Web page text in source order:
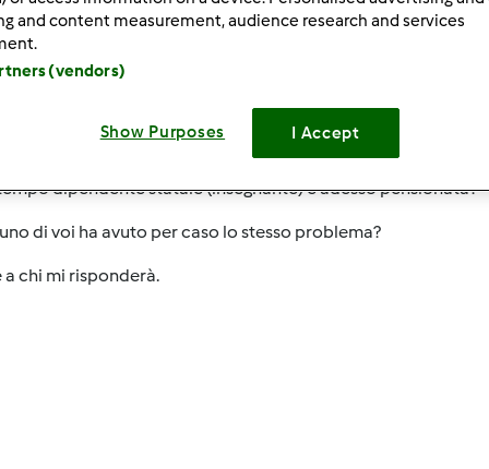
che le ho dato non è stata accettata dalla finanziaria, in
ricevuta ufficiale del bollettino.
che sono una cittadina onesta e che ho sempre
dipendente statale (insegnante) e adesso pensionata?
di voi ha avuto per caso lo stesso problema?
a chi mi risponderà.
and content measurement, audience research and services
(vendors)
Show Purposes I Accept